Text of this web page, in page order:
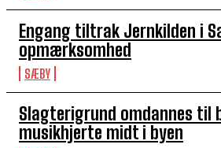
Engang tiltrak Jernkilden i
opmærksomhed
SÆBY
Slagterigrund omdannes til
musikhjerte midt i byen